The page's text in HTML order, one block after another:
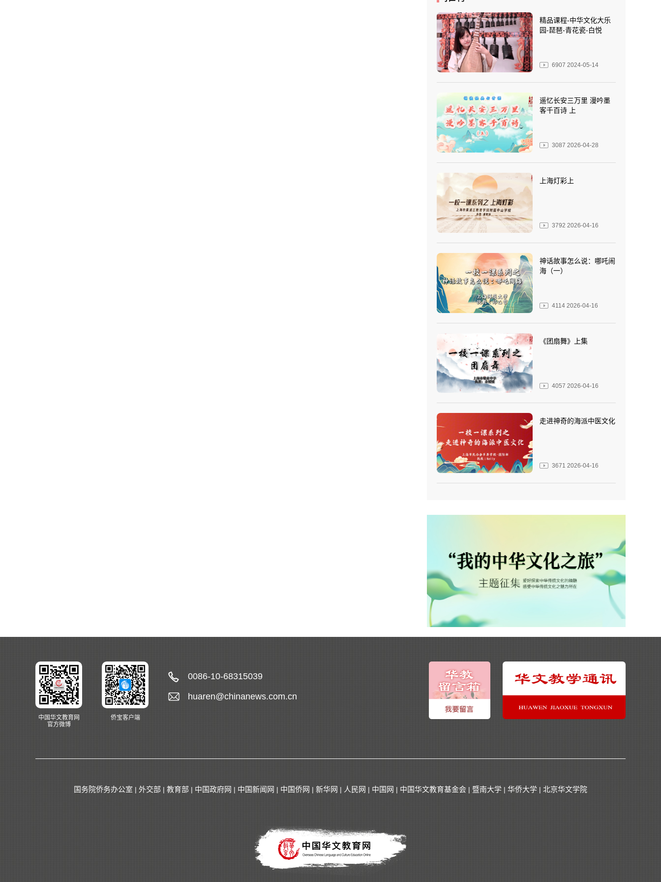
精品课程-中华文化大乐
园-琵琶-青花瓷-白悦
6907 2024-05-14
遥忆长安三万里 漫吟墨
客千百诗 上
3087 2026-04-28
上海灯彩上
3792 2026-04-16
神话故事怎么说：哪吒闹
海（一）
4114 2026-04-16
《团扇舞》上集
4057 2026-04-16
走进神奇的海派中医文化
3671 2026-04-16
中国华文教育网
官方微博
侨宝客户端
0086-10-68315039
huaren@chinanews.com.cn
国务院侨务办公室 | 外交部 | 教育部 | 中国政府网 | 中国新闻网 | 中国侨网 | 新华网 | 人民网 | 中国网 | 中国华文教育基金会 | 暨南大学 | 华侨大学 | 北京华文学院